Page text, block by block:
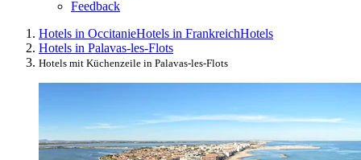
Feedback
Hotels in OccitanieHotels in FrankreichHotels
Hotels in Palavas-les-Flots
Hotels mit Küchenzeile in Palavas-les-Flots